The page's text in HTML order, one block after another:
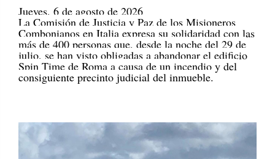
Jueves, 6 de agosto de 2026
La Comisión de Justicia y Paz de los Misioneros
Combonianos en Italia expresa su solidaridad con las
más de 400 personas que, desde la noche del 29 de
julio, se han visto obligadas a abandonar el edificio
Spin Time de Roma a causa de un incendio y del
consiguiente precinto judicial del inmueble.